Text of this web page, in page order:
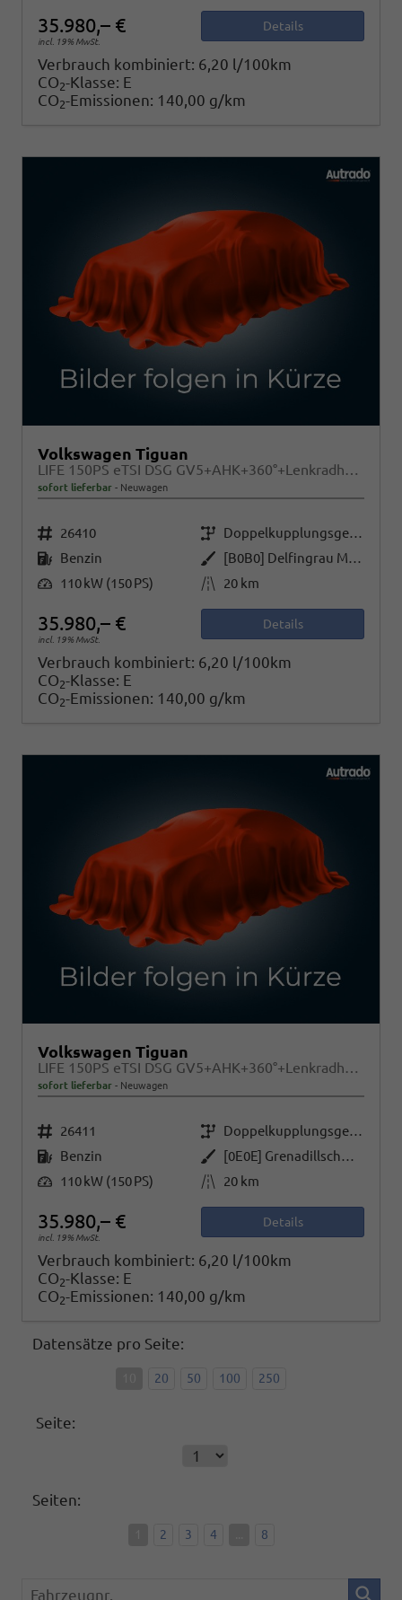
35.980,– €
incl. 19% MwSt.
Details
Verbrauch kombiniert: 6,20 l/100km
CO2-Klasse: E
CO2-Emissionen: 140,00 g/km
Volkswagen Tiguan
LIFE 150PS eTSI DSG GV5+AHK+360°+Lenkradheiz+IQ.Drive+ACC+App+eHeck+LED
sofort lieferbar Neuwagen
Fahrzeugnr. 26410 Getriebe
Doppelkupplungsgetriebe (DSG)
Kraftstoff Benzin Außenfarbe
[B0B0] Delfingrau Metallic
Leistung 110 kW (150 PS) Kilometerstand 20 km
35.980,– €
incl. 19% MwSt.
Details
Verbrauch kombiniert: 6,20 l/100km
CO2-Klasse: E
CO2-Emissionen: 140,00 g/km
Volkswagen Tiguan
LIFE 150PS eTSI DSG GV5+AHK+360°+Lenkradheiz+IQ.Drive+ACC+App+eHeck+LED
sofort lieferbar Neuwagen
Fahrzeugnr. 26411 Getriebe
Doppelkupplungsgetriebe (DSG)
Kraftstoff Benzin Außenfarbe
[0E0E] Grenadillschwarz Metallic
Leistung 110 kW (150 PS) Kilometerstand 20 km
35.980,– €
incl. 19% MwSt.
Details
Verbrauch kombiniert: 6,20 l/100km
CO2-Klasse: E
CO2-Emissionen: 140,00 g/km
Datensätze pro Seite:
20 50 100 250
Seite:
Seiten:
2 3 4 8
Fahrzeugnr.